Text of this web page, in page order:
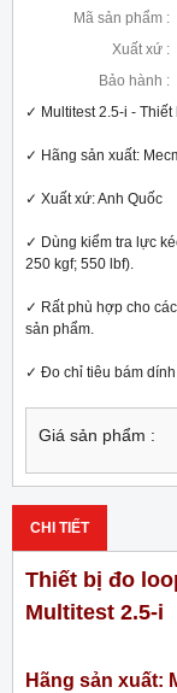
Mã sản phẩm :
Xuất xứ :
Bảo hành :
✓ Multitest 2.5-i -
✓ Hãng sản xuất:
✓ Xuất xứ: Anh Quốc
✓ Dùng kiểm tra lực
250 kgf; 550 lbf).
✓ Rất phù hợp cho
sản phẩm.
✓ Đo chỉ tiêu bám
Giá sản phẩm :
CHI TIẾT
Thiết bị đo
Multitest 2.5-i
Hãng sản xuất: